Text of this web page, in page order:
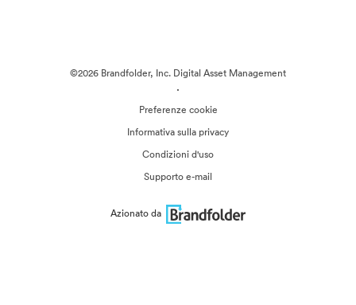
©2026 Brandfolder, Inc. Digital Asset Management
·
Preferenze cookie
Informativa sulla privacy
Condizioni d'uso
Supporto e-mail
Azionato da